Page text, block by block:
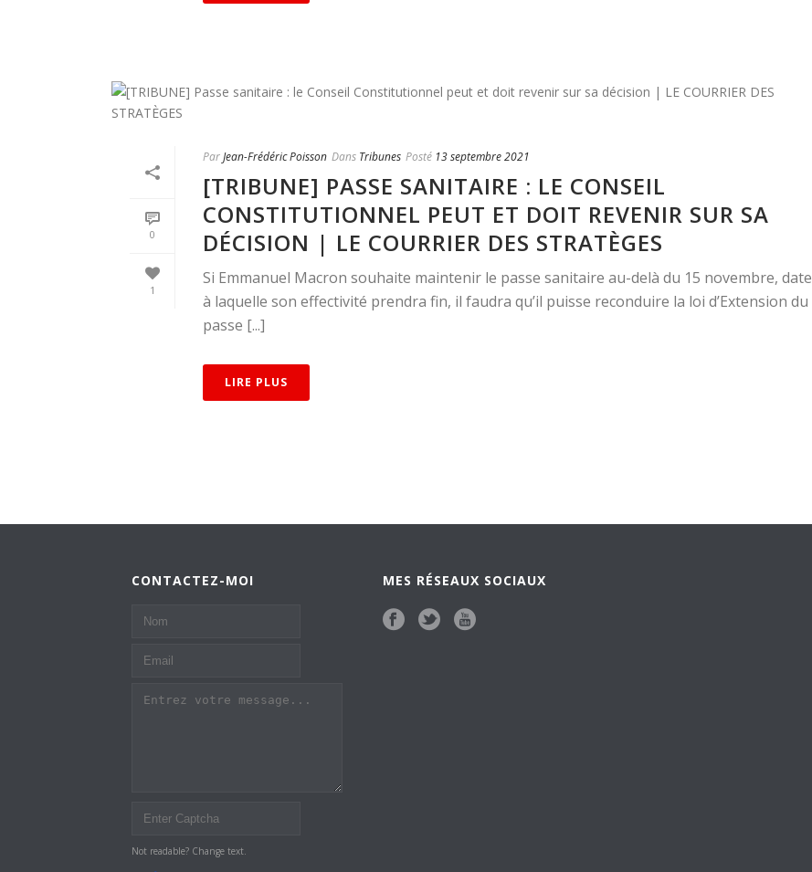
0
1
ParJean-Frédéric Poisson Dans Tribunes Posté 13 septembre 2021
[TRIBUNE] PASSE SANITAIRE : LE CONSEIL
CONSTITUTIONNEL PEUT ET DOIT REVENIR SUR SA
DÉCISION | LE COURRIER DES STRATÈGES
Si Emmanuel Macron souhaite maintenir le passe sanitaire au-delà du 15 novembre, date
à laquelle son effectivité prendra fin, il faudra qu’il puisse reconduire la loi d’Extension du
passe [...]
LIRE PLUS
CONTACTEZ-MOI
Not readable? Change text.
MES RÉSEAUX SOCIAUX